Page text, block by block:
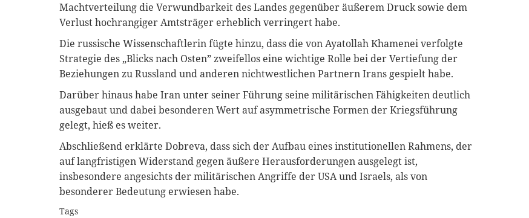
Machtverteilung die Verwundbarkeit des Landes gegenüber äußerem Druck sowie dem
Verlust hochrangiger Amtsträger erheblich verringert habe.
Die russische Wissenschaftlerin fügte hinzu, dass die von Ayatollah Khamenei verfolgte
Strategie des „Blicks nach Osten” zweifellos eine wichtige Rolle bei der Vertiefung der
Beziehungen zu Russland und anderen nichtwestlichen Partnern Irans gespielt habe.
Darüber hinaus habe Iran unter seiner Führung seine militärischen Fähigkeiten deutlich
ausgebaut und dabei besonderen Wert auf asymmetrische Formen der Kriegsführung
gelegt, hieß es weiter.
Abschließend erklärte Dobreva, dass sich der Aufbau eines institutionellen Rahmens, der
auf langfristigen Widerstand gegen äußere Herausforderungen ausgelegt ist,
insbesondere angesichts der militärischen Angriffe der USA und Israels, als von
besonderer Bedeutung erwiesen habe.
Tags